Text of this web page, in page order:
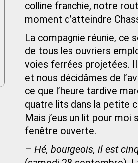
colline franchie, notre
moment d’atteindre
La compagnie réunie, ce
de tous les ouvriers
voies ferrées projetées.
et nous décidâmes de
ce que l’heure tardive
quatre lits dans la petite
Mais j’eus un lit pour
fenêtre ouverte.
– Hé, bourgeois, il est